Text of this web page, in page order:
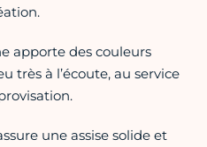
apporte des couleurs
très à l’écoute, au service
une assise solide et